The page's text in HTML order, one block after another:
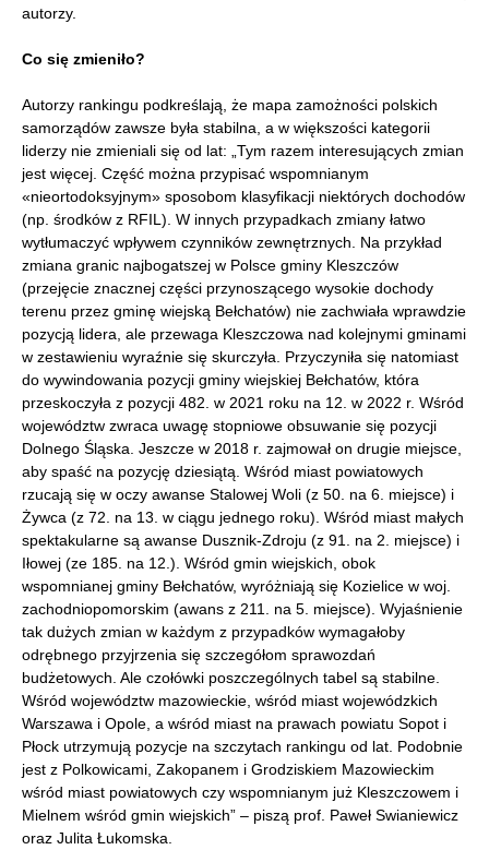
autorzy.
Co się zmieniło?
Autorzy rankingu podkreślają, że mapa zamożności polskich
samorządów zawsze była stabilna, a w większości kategorii
liderzy nie zmieniali się od lat: „Tym razem interesujących zmian
jest więcej. Część można przypisać wspomnianym
«nieortodoksyjnym» sposobom klasyfikacji niektórych dochodów
(np. środków z RFIL). W innych przypadkach zmiany łatwo
wytłumaczyć wpływem czynników zewnętrznych. Na przykład
zmiana granic najbogatszej w Polsce gminy Kleszczów
(przejęcie znacznej części przynoszącego wysokie dochody
terenu przez gminę wiejską Bełchatów) nie zachwiała wprawdzie
pozycją lidera, ale przewaga Kleszczowa nad kolejnymi gminami
w zestawieniu wyraźnie się skurczyła. Przyczyniła się natomiast
do wywindowania pozycji gminy wiejskiej Bełchatów, która
przeskoczyła z pozycji 482. w 2021 roku na 12. w 2022 r. Wśród
województw zwraca uwagę stopniowe obsuwanie się pozycji
Dolnego Śląska. Jeszcze w 2018 r. zajmował on drugie miejsce,
aby spaść na pozycję dziesiątą. Wśród miast powiatowych
rzucają się w oczy awanse Stalowej Woli (z 50. na 6. miejsce) i
Żywca (z 72. na 13. w ciągu jednego roku). Wśród miast małych
spektakularne są awanse Dusznik-Zdroju (z 91. na 2. miejsce) i
Iłowej (ze 185. na 12.). Wśród gmin wiejskich, obok
wspomnianej gminy Bełchatów, wyróżniają się Kozielice w woj.
zachodniopomorskim (awans z 211. na 5. miejsce). Wyjaśnienie
tak dużych zmian w każdym z przypadków wymagałoby
odrębnego przyjrzenia się szczegółom sprawozdań
budżetowych. Ale czołówki poszczególnych tabel są stabilne.
Wśród województw mazowieckie, wśród miast wojewódzkich
Warszawa i Opole, a wśród miast na prawach powiatu Sopot i
Płock utrzymują pozycje na szczytach rankingu od lat. Podobnie
jest z Polkowicami, Zakopanem i Grodziskiem Mazowieckim
wśród miast powiatowych czy wspomnianym już Kleszczowem i
Mielnem wśród gmin wiejskich” – piszą prof. Paweł Swianiewicz
oraz Julita Łukomska.